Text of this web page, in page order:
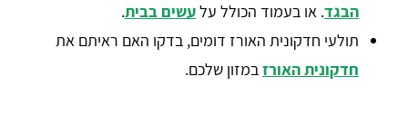
הבגד. או בעמוד הכולל עלעשים בבית.
תולעי חדקונית האורז דומים, בדקו האם ראיתם את
חדקונית האורזבמזון שלכם.